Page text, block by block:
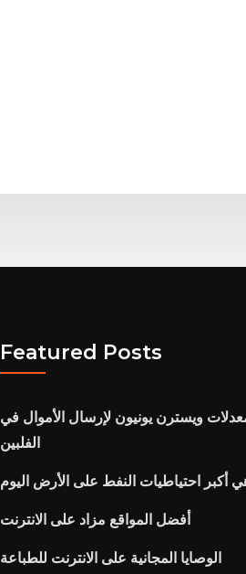
Featured Posts
ويسترن يونيون لإرسال الأموال في
الفلبين
أكبر احتياطيات النفط على الأرض اليوم
أفضل المواقع مزاد على الانترنت
الوصايا المجانية على الانترنت للطباعة